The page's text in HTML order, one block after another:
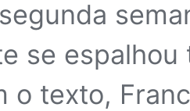
se
o texto,